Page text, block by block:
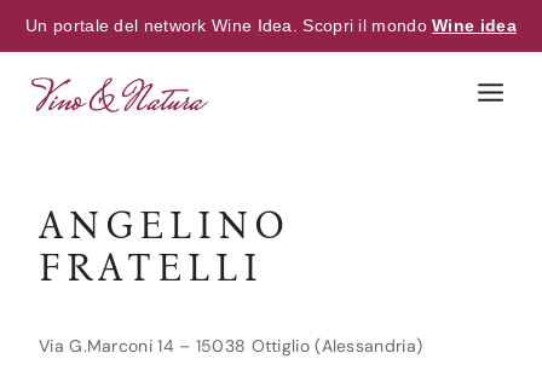
Un portale del network Wine Idea. Scopri il mondoWine idea
ANGELINO
FRATELLI
Via G.Marconi 14 – 15038 Ottiglio (Alessandria)